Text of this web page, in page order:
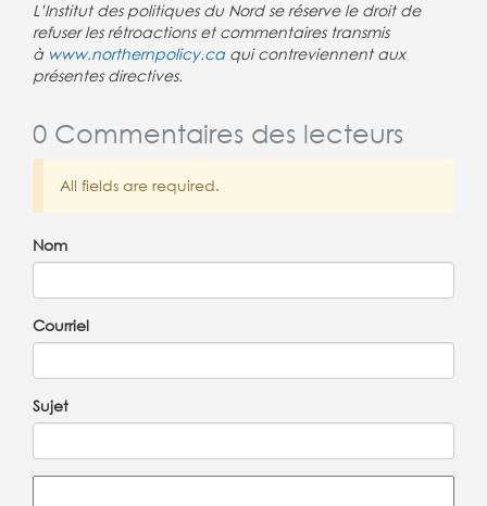
L’Institut des politiques du Nord se réserve le droit de
refuser les rétroactions et commentaires transmis
à www.northernpolicy.caqui contreviennent aux
présentes directives.
0 Commentaires des lecteurs
All fields are required.
Nom
Courriel
Sujet